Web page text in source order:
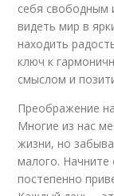
себя свободным
видеть мир в
находить
ключ к
смыслом и
Преображение
Многие из нас
жизни, но
малого.
постепенно